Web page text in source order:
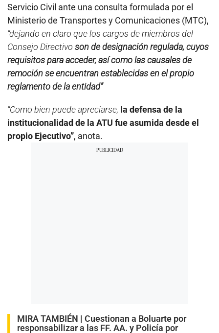
Servicio Civil ante una consulta formulada por el
Ministerio de Transportes y Comunicaciones (MTC),
“dejando en claro que los cargos de miembros del
Consejo Directivo son de designación regulada, cuyos
requisitos para acceder, así como las causales de
remoción se encuentran establecidas en el propio
reglamento de la entidad”
“Como bien puede apreciarse, la defensa de la
institucionalidad de la ATU fue asumida desde el
propio Ejecutivo”, anota.
MIRA TAMBIÉN | Cuestionan a Boluarte por
responsabilizar a las FF. AA. y Policía por